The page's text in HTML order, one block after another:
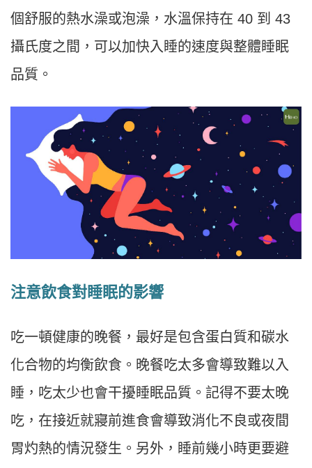
個舒服的熱水澡或泡澡，水溫保持在 40 到 43
攝氏度之間，可以加快入睡的速度與整體睡眠
品質。
注意飲食對睡眠的影響
吃一頓健康的晚餐，最好是包含蛋白質和碳水
化合物的均衡飲食。晚餐吃太多會導致難以入
睡，吃太少也會干擾睡眠品質。記得不要太晚
吃，在接近就寢前進食會導致消化不良或夜間
胃灼熱的情況發生。另外，睡前幾小時更要避